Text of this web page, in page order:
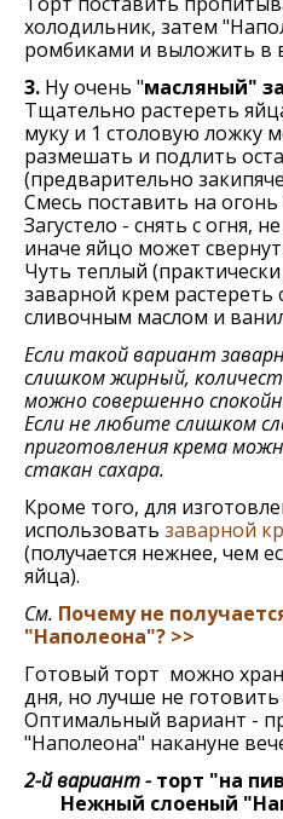
холодильник, затем
ромбиками и выложить в
3. Ну очень "масляный"
Тщательно растереть
муку и 1 столовую ложку
размешать и подлить
(предварительно
Смeсь поставить на
Загустeло - снять с огня,
иначe яйцо можeт
Чуть теплый
заварной крем растереть
сливочным маслом и
Если такой вариант
слишком жирный,
можно совершенно
Если не любите слишком
приготовления крема
стакан сахара.
Кроме того, для
использовать заварной
(получается нежнее, чем
яйца).
См. Почему не
"Наполеона"? >>
Готовый торт можно
дня, но лучше не готовить
Оптимальный вариант -
"Наполеона" накануне
2-й вариант - торт "на
Нежный слоеный